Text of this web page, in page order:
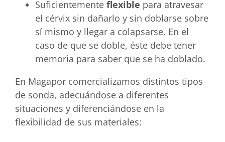
Suficientemente flexible para atravesar
el cérvix sin dañarlo y sin doblarse sobre
sí mismo y llegar a colapsarse. En el
caso de que se doble, éste debe tener
memoria para saber que se ha doblado.
En Magapor comercializamos distintos tipos
de sonda, adecuándose a diferentes
situaciones y diferenciándose en la
flexibilidad de sus materiales: